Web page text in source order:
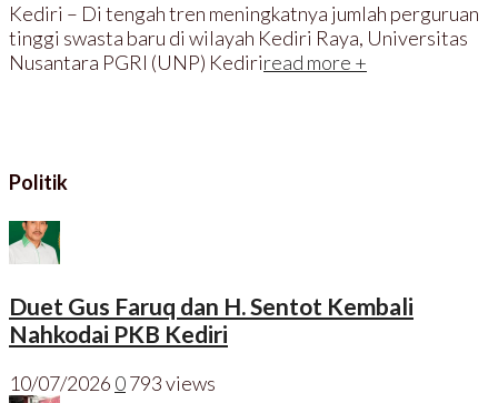
Kediri – Di tengah tren meningkatnya jumlah perguruan
tinggi swasta baru di wilayah Kediri Raya, Universitas
Nusantara PGRI (UNP) Kediriread more +
Politik
Duet Gus Faruq dan H. Sentot Kembali
Nahkodai PKB Kediri
10/07/2026 0793 views